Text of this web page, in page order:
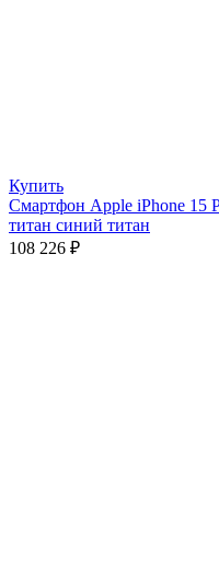
Купить
Смартфон Apple iPhone 15
титан синий титан
108 226 ₽